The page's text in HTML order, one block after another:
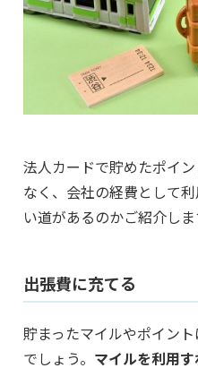
法人カードで貯めたポイ
なく、会社の経費として
い道があるのかご紹介しま
出張費に充てる
貯まったマイルやポイン
でしょう。 マイルを利用